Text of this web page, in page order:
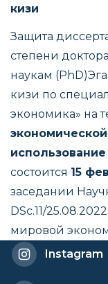
кизи
Защита
степени
наукам
кизи по
экономика» на
состоится 15
заседании
DSc.11/
мировой
Instagram